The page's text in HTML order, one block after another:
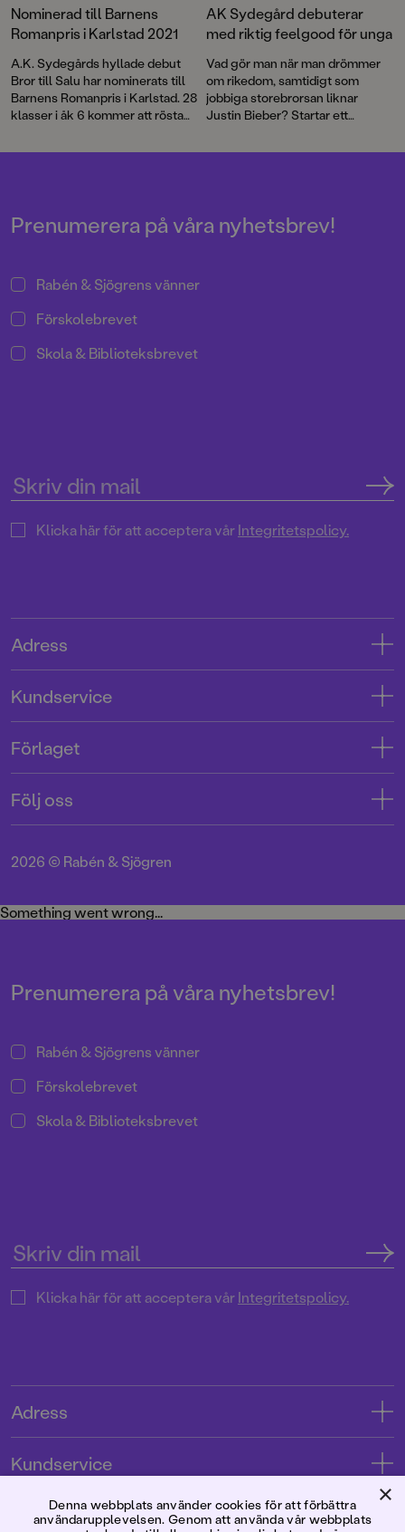
Nominerad till Barnens
Romanpris i Karlstad 2021
A.K. Sydegårds hyllade debut
Bror till Salu har nominerats till
Barnens Romanpris i Karlstad. 28
klasser i åk 6 kommer att rösta
avslöjas vinnaren.
AK Sydegård debuterar
med riktig feelgood för unga
Vad gör man när man drömmer
om rikedom, samtidigt som
jobbiga storebrorsan liknar
Justin Bieber? Startar ett
AK Sydegårds debut för
toaborstar och försvunna
kalsonger.
Prenumerera på våra nyhetsbrev!
Rabén & Sjögrens vänner
Förskolebrevet
Skola & Biblioteksbrevet
Klicka här för att acceptera vårIntegritetspolicy.
Adress
Tryckerigatan 4
103 12 Stockholm
Org.nr: 556045-7748
Kundservice
Användarvillkor intressenter
Integritetspolicy
Cookie Policy
Förlaget
Miljö och hållbarhet
Följ oss
Instagram
Twitter
2026 © Rabén & Sjögren
Something went wrong...
Prenumerera på våra nyhetsbrev!
Rabén & Sjögrens vänner
Förskolebrevet
Skola & Biblioteksbrevet
Klicka här för att acceptera vårIntegritetspolicy.
Adress
Tryckerigatan 4
Kundservice
Kontakta oss
Förlaget
×
Denna webbplats använder cookies för att förbättra
användarupplevelsen. Genom att använda vår webbplats